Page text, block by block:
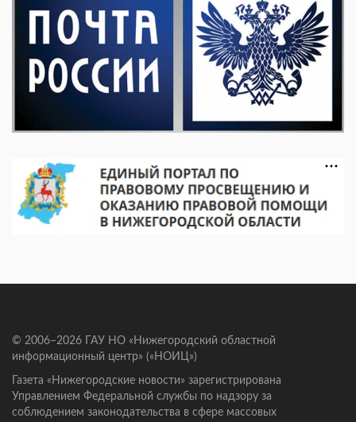
© 2006–2026 ГАУ НО «Нижегородский областной
информационный центр» («НОИЦ»)
Газета «Нижегородские новости» зарегистрирована
Управлением Федеральной службы по надзору за
соблюдением законодательства в сфере массовых